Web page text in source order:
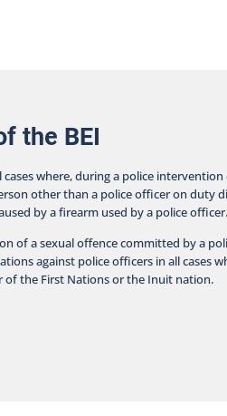
the BEI
where, during a police
other than a police officer on duty
by a firearm used by a police officer.
of a sexual offence committed by a
against police officers in all cases
of the First Nations or the Inuit nation.